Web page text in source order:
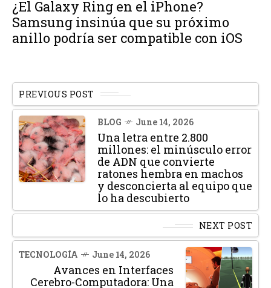
¿El Galaxy Ring en el iPhone?
Samsung insinúa que su próximo
anillo podría ser compatible con iOS
PREVIOUS POST
BLOG June 14, 2026
Una letra entre 2.800
millones: el minúsculo error
de ADN que convierte
ratones hembra en machos
y desconcierta al equipo que
lo ha descubierto
NEXT POST
TECNOLOGÍA June 14, 2026
Avances en Interfaces
Cerebro-Computadora: Una